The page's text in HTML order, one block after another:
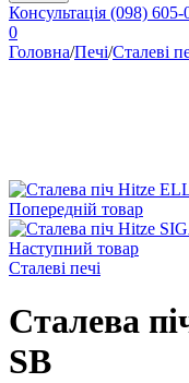
Консультація (098) 605-
0
Головна/Печі/Сталеві
Попередній товар
Наступний товар
Сталеві печі
Сталева
SB